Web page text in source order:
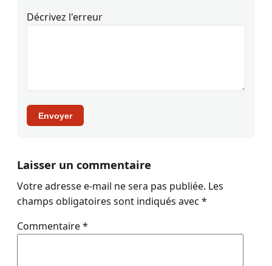
Décrivez l'erreur
Envoyer
Laisser un commentaire
Votre adresse e-mail ne sera pas publiée. Les
champs obligatoires sont indiqués avec *
Commentaire*